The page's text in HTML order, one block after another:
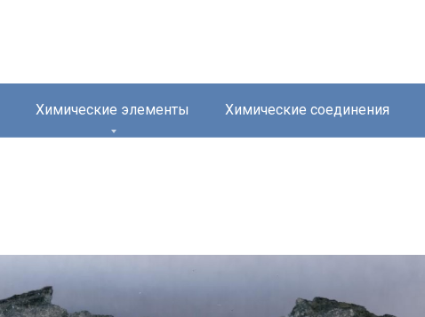
Химические элементы Химические соединения